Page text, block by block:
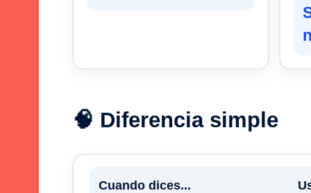
🧠 Diferencia simple
Cuando dices...